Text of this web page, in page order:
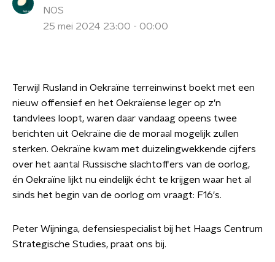
NOS
25 mei 2024 23:00 - 00:00
Terwijl Rusland in Oekraïne terreinwinst boekt met een
nieuw offensief en het Oekraïense leger op z'n
tandvlees loopt, waren daar vandaag opeens twee
berichten uit Oekraïne die de moraal mogelijk zullen
sterken. Oekraïne kwam met duizelingwekkende cijfers
over het aantal Russische slachtoffers van de oorlog,
én Oekraïne lijkt nu eindelijk écht te krijgen waar het al
sinds het begin van de oorlog om vraagt: F16's.
Peter Wijninga, defensiespecialist bij het Haags Centrum
Strategische Studies, praat ons bij.